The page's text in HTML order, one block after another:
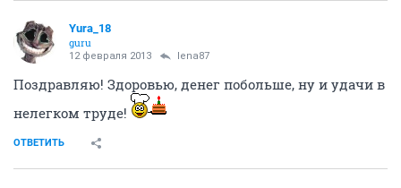
Yura_18
guru
12 февраля 2013 lena87
Поздравляю! Здоровью, денег побольше, ну и удачи в
нелегком труде!
ОТВЕТИТЬ